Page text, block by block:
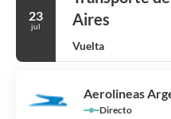
23
jul
Aires
Vuelta
Aerolineas
Directo